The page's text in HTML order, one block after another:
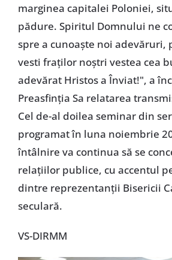
marginea capitalei Poloniei,
pădure. Spiritul Domnului ne
spre a cunoaşte noi adevăruri,
vesti fraţilor noştri vestea cea
adevărat Hristos a Înviat!", a
Preasfinţia Sa relatarea
Cel de-al doilea seminar din
programat în luna noiembrie
întâlnire va continua să se
relaţiilor publice, cu accentul
dintre reprezentanţii Bisericii
seculară.
VS-DIRMM